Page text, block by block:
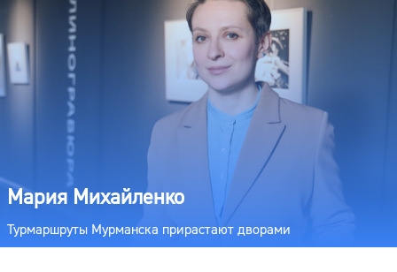
Мария Михайленко
Турмаршруты Мурманска прирастают дворами